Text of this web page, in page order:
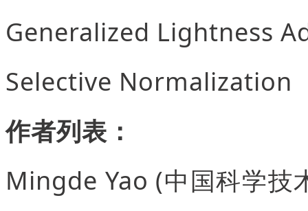
Generalized Lightness
Selective Normalization
作者列表：
Mingde Yao (中国科学技